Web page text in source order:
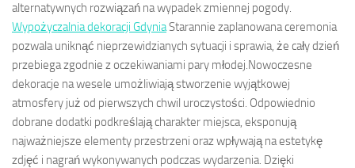
alternatywnych rozwiązań na wypadek zmiennej pogody.
Wypożyczalnia dekoracji GdyniaStarannie zaplanowana ceremonia
pozwala uniknąć nieprzewidzianych sytuacji i sprawia, że cały dzień
przebiega zgodnie z oczekiwaniami pary młodej.Nowoczesne
dekoracje na wesele umożliwiają stworzenie wyjątkowej
atmosfery już od pierwszych chwil uroczystości. Odpowiednio
dobrane dodatki podkreślają charakter miejsca, eksponują
najważniejsze elementy przestrzeni oraz wpływają na estetykę
zdjęć i nagrań wykonywanych podczas wydarzenia. Dzięki